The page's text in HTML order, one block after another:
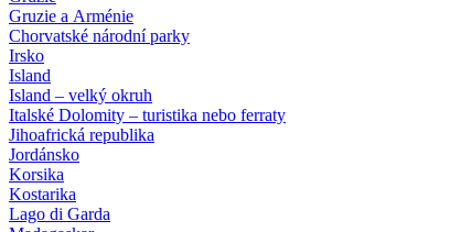
Gruzie a Arménie
Chorvatské národní parky
Irsko
Island
Island – velký okruh
Italské Dolomity – turistika nebo ferraty
Jihoafrická republika
Jordánsko
Korsika
Kostarika
Lago di Garda